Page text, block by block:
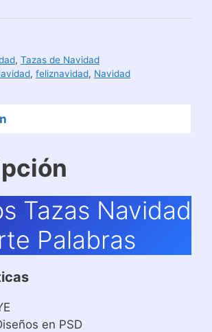
, Tazas de Navidad
, feliznavidad, Navidad
Tazas Navidad
Palabras
en PSD